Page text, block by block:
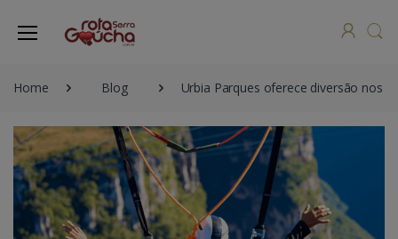
Home Blog Urbia Parques oferece diversão nos